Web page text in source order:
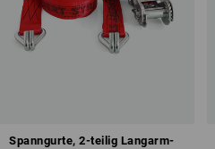
Spanngurte, 2-teilig Langarm-